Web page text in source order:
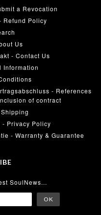
a Revocation
Refund Policy
Us
- Contact Us
Information
- References
of contract
- Privacy Policy
- Warranty & Guarantee
SoulNews...